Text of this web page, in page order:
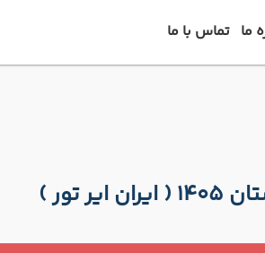
ما تماس با ما